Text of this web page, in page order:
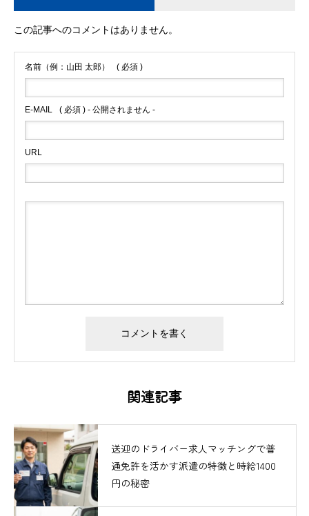
この記事へのコメントはありません。
名前（例：山田 太郎） ( 必須 )
E-MAIL ( 必須 ) - 公開されません -
URL
関連記事
送迎のドライバー求人マッチングで普
通免許を活かす派遣の特徴と時給1400
円の秘密